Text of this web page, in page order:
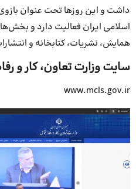
داشت و این روزها تحت عنوان
اسلامی ایران فعالیت دارد و
همایش، نشریات، کتابخانه و
سایت وزارت تعاون، کار و
www.mcls.gov.ir